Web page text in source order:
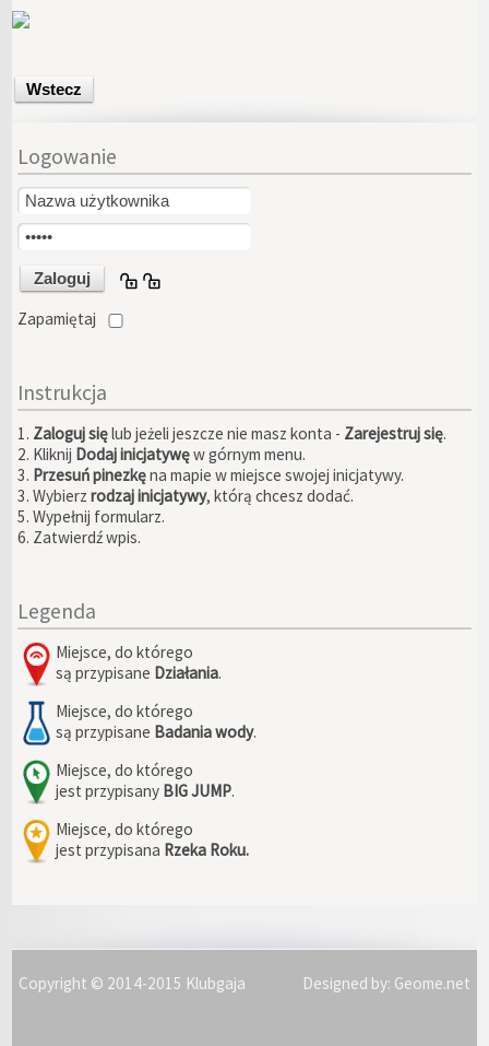
Wstecz
Logowanie
Zapamiętaj
Instrukcja
1. Zaloguj sięlub jeżeli jeszcze nie masz konta - Zarejestruj się.
2. Kliknij Dodaj inicjatywęw górnym menu.
3. Przesuń pinezkęna mapie w miejsce swojej inicjatywy.
3. Wybierzrodzaj inicjatywy, którą chcesz dodać.
5. Wypełnij formularz.
6. Zatwierdź wpis.
Legenda
Miejsce, do którego
są przypisane Działania.
Miejsce, do którego
są przypisane Badania wody.
Miejsce, do którego
jest przypisany BIG JUMP.
Miejsce, do którego
jest przypisana Rzeka Roku.
Designed by: Geome.net
Copyright © 2014-2015 Klubgaja